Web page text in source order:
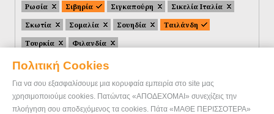
Πολιτική Cookies
Για να σου εξασφαλίσουμε μια κορυφαία εμπειρία στο site μας
χρησιμοποιούμε cookies. Πατώντας «ΑΠΟΔΕΧΟΜΑΙ» συνεχίζεις την
πλοήγηση σου αποδεχόμενος τα cookies. Πάτα «ΜΑΘΕ ΠΕΡΙΣΣΟΤΕΡΑ»
Ρωσία
Σιβηρία Σιγκαπούρη
Σικελία Ιταλία
Σκωτία
Σομαλία Σουηδία
Ταιλάνδη
Τουρκία
Φιλανδία